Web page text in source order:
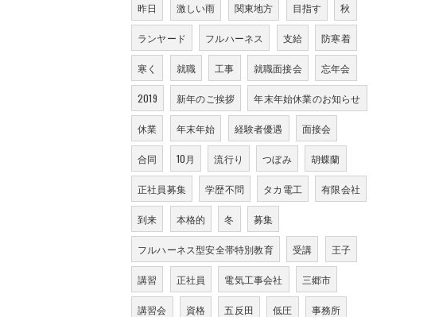
昨日 激しい雨 関東地方 目指す 秋
ランヤード フルハーネス 支給 防寒着
寒く 就職 工事 就職面接会 忘年会
2019 新年のご挨拶 年末年始休業のお知らせ
休業 年末年始 経験者優遇 面接会
合同 10月 流行り つぼみ 胡蝶蘭
正社員募集 学歴不問 タカ電工 有限会社
到来 本格的 冬 募集
フルハーネス型安全帯特別教育 受講 王子
講習 正社員 電気工事会社 三郷市
講習会 資格 五反田 低圧 事務所